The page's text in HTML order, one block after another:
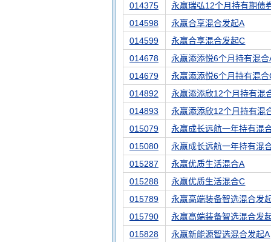
014375
永赢瑞弘12个月持有期债
014598
永赢合享混合发起A
014599
永赢合享混合发起C
014678
永赢添添悦6个月持有混合
014679
永赢添添悦6个月持有混合
014892
永赢添添欣12个月持有混
014893
永赢添添欣12个月持有混
015079
永赢成长远航一年持有混
015080
永赢成长远航一年持有混
015287
永赢优质生活混合A
015288
永赢优质生活混合C
015789
永赢高端装备智选混合发
015790
永赢高端装备智选混合发
015828
永赢新能源智选混合发起A